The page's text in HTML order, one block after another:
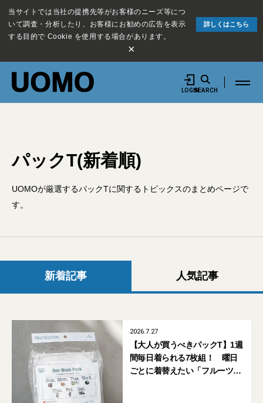
当サイトでは当社の提携先等がお客様のニーズ等につ
いて調査・分析したり、お客様にお勧めの広告を表示
する目的で Cookie を使用する場合があります。
詳しくはこちら
×
LOGINSEARCH
パックT(新着順)
UOMOが厳選するパックTに関するトピックスのまとめページで
す。
新着記事 人気記事
2026.7.27
【大人が買うべきパックT】1週
間毎日着られる7枚組！ 曜日
ごとに着替えたい「フルーツオ